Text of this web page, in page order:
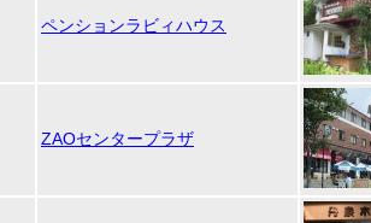
ペンションラビィハウス
ZAOセンタープラザ